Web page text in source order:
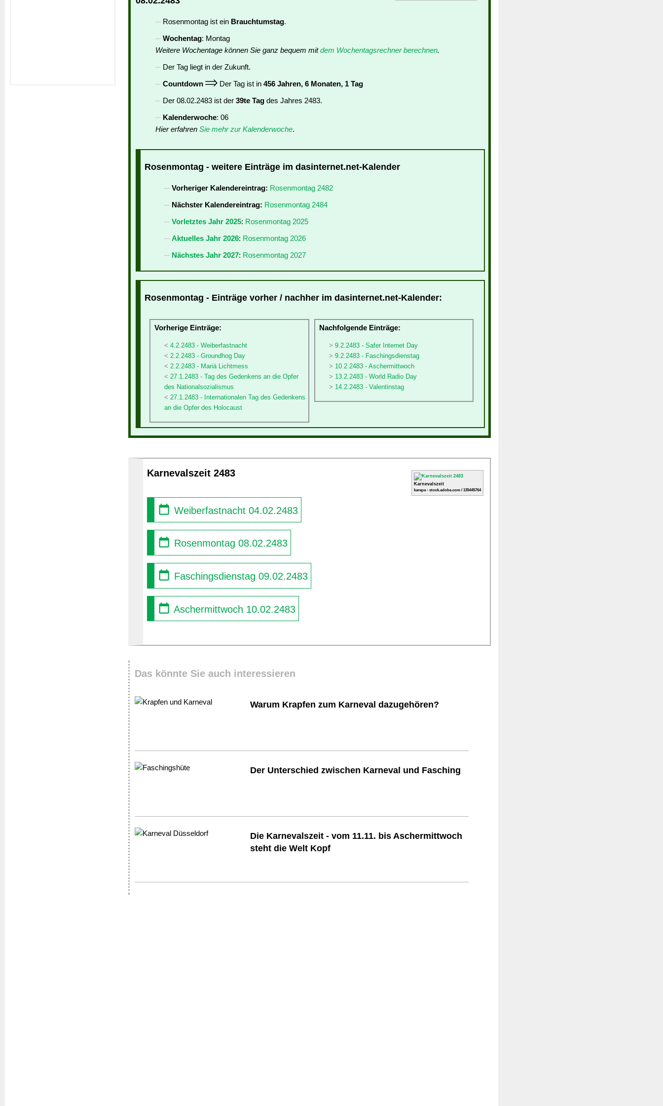
Rosenmontag ist ein Brauchtumstag.
Wochentag: Montag
Weitere Wochentage können Sie ganz bequem mitdem Wochentagsrechner berechnen.
Der Tag liegt in der Zukunft.
Countdown
Der Tag ist in 456 Jahren, 6 Monaten, 1 Tag
Der 08.02.2483 ist der 39te Tag des Jahres 2483.
Kalenderwoche: 06
Hier erfahren Sie mehr zur Kalenderwoche.
Rosenmontag - weitere Einträge im dasinternet.net-Kalender
Vorheriger Kalendereintrag: Rosenmontag 2482
Nächster Kalendereintrag: Rosenmontag 2484
Vorletztes Jahr 2025: Rosenmontag 2025
Aktuelles Jahr 2026: Rosenmontag 2026
Nächstes Jahr 2027: Rosenmontag 2027
Rosenmontag - Einträge vorher / nachher im dasinternet.net-Kalender:
Vorherige Einträge:
4.2.2483 - Weiberfastnacht
2.2.2483 - Groundhog Day
2.2.2483 - Mariä Lichtmess
27.1.2483 - Tag des Gedenkens an die Opfer
des Nationalsozialismus
27.1.2483 - Internationalen Tag des Gedenkens
an die Opfer des Holocaust
Nachfolgende Einträge:
9.2.2483 - Safer Internet Day
9.2.2483 - Faschingsdienstag
10.2.2483 - Aschermittwoch
13.2.2483 - World Radio Day
14.2.2483 - Valentinstag
Karnevalszeit
karepa - stock.adobe.com / 135445764
Karnevalszeit 2483
Weiberfastnacht 04.02.2483
Rosenmontag 08.02.2483
Faschingsdienstag 09.02.2483
Aschermittwoch 10.02.2483
Das könnte Sie auch interessieren
Warum Krapfen zum Karneval dazugehören?
Der Unterschied zwischen Karneval und Fasching
Die Karnevalszeit - vom 11.11. bis Aschermittwoch
steht die Welt Kopf